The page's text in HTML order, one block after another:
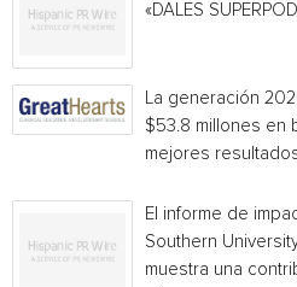
«DALES
La generación
$53.8 millones en
mejores
El informe de
Southern
muestra una